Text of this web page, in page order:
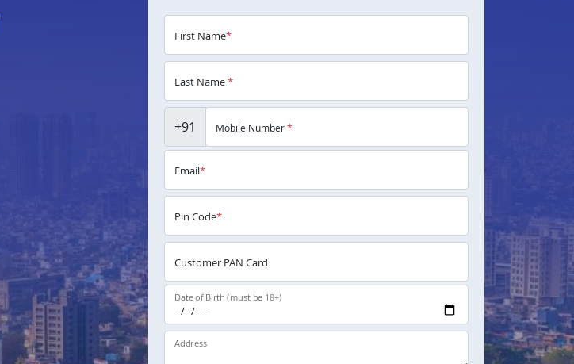
First Name*
Last Name*
+91 Mobile Number*
Email*
Pin Code*
Customer PAN Card
Date of Birth (must be 18+)
Address